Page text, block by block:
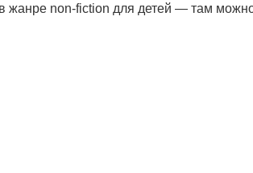
жанре non-fiction для детей — там